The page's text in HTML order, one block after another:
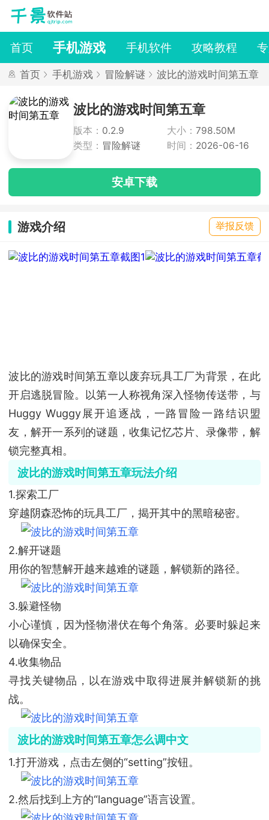
首页 手机游戏 手机软件 攻略教程
首页 手机游戏 冒险解谜 波比的游戏时间第五章
波比的游戏时间第五章
版本： 0.2.9 大小： 798.50M
类型： 冒险解谜 时间： 2026-06-16
安卓下载
游戏介绍 举报反馈
波比的游戏时间第五章以废弃玩具工厂为背景，在此
开启逃脱冒险。以第一人称视角深入怪物传送带，与
Huggy Wuggy展开追逐战，一路冒险一路结识盟
友，解开一系列的谜题，收集记忆芯片、录像带，解
锁完整真相。
波比的游戏时间第五章玩法介绍
1.探索工厂
穿越阴森恐怖的玩具工厂，揭开其中的黑暗秘密。
2.解开谜题
用你的智慧解开越来越难的谜题，解锁新的路径。
3.躲避怪物
小心谨慎，因为怪物潜伏在每个角落。必要时躲起来
以确保安全。
4.收集物品
寻找关键物品，以在游戏中取得进展并解锁新的挑
战。
波比的游戏时间第五章怎么调中文
1.打开游戏，点击左侧的“setting”按钮。
2.然后找到上方的“language”语言设置。